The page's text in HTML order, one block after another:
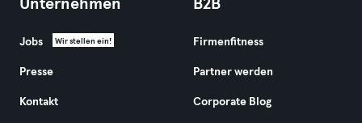
Unternehmen
Jobs Wir stellen ein!
Presse
Kontakt
B2B
Firmenfitness
Partner werden
Corporate Blog